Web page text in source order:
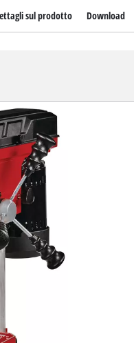
sul prodotto Download